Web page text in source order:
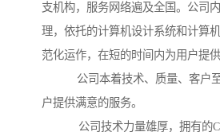
支机构，服务网络遍及全国。公司
理，依托的计算机设计系统和计算
范化运作，在短的时间内为用户提供
公司本着技术、质量、客户至
户提供满意的服务。
公司技术力量雄厚，拥有的